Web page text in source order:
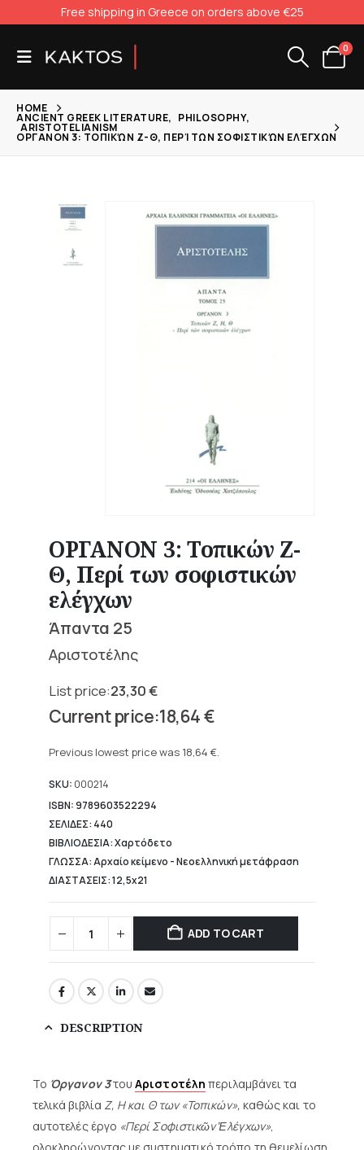
Free shipping in Greece on orders above €25
0
HOME
ANCIENT GREEK LITERATURE, PHILOSOPHY,
ARISTOTELIANISM
ΟΡΓΑΝΟΝ 3: ΤΟΠΙΚΏΝ Ζ-Θ, ΠΕΡΊ ΤΩΝ ΣΟΦΙΣΤΙΚΏΝ ΕΛΈΓΧΩΝ
ΟΡΓΑΝΟΝ 3: Τοπικών Ζ-
Θ, Περί των σοφιστικών
ελέγχων
Άπαντα 25
Αριστοτέλης
23,30€
Original
price
23,30 €.
18,64€
price
18,64 €.
Previous lowest price was 18,64 €.
SKU: 000214
ISBN: 9789603522294
ΣΕΛΙΔΕΣ: 440
ΒΙΒΛΙΟΔΕΣΙΑ: Χαρτόδετο
ΓΛΩΣΣΑ: Αρχαίο κείμενο - Νεοελληνική μετάφραση
ΔΙΑΣΤΑΣΕΙΣ: 12,5x21
ADD TO CART
DESCRIPTION
Το Όργανον 3τουΑριστοτέλη περιλαμβάνει τα
τελικά βιβλία Ζ, Η και Θ των «Τοπικών», καθώς και το
αυτοτελές έργο «Περί Σοφιστικῶν Ἐλέγχων»,
ολοκληρώνοντας με συστηματικό τρόπο τη θεμελίωση